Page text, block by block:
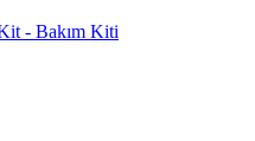
- Bakım Kiti